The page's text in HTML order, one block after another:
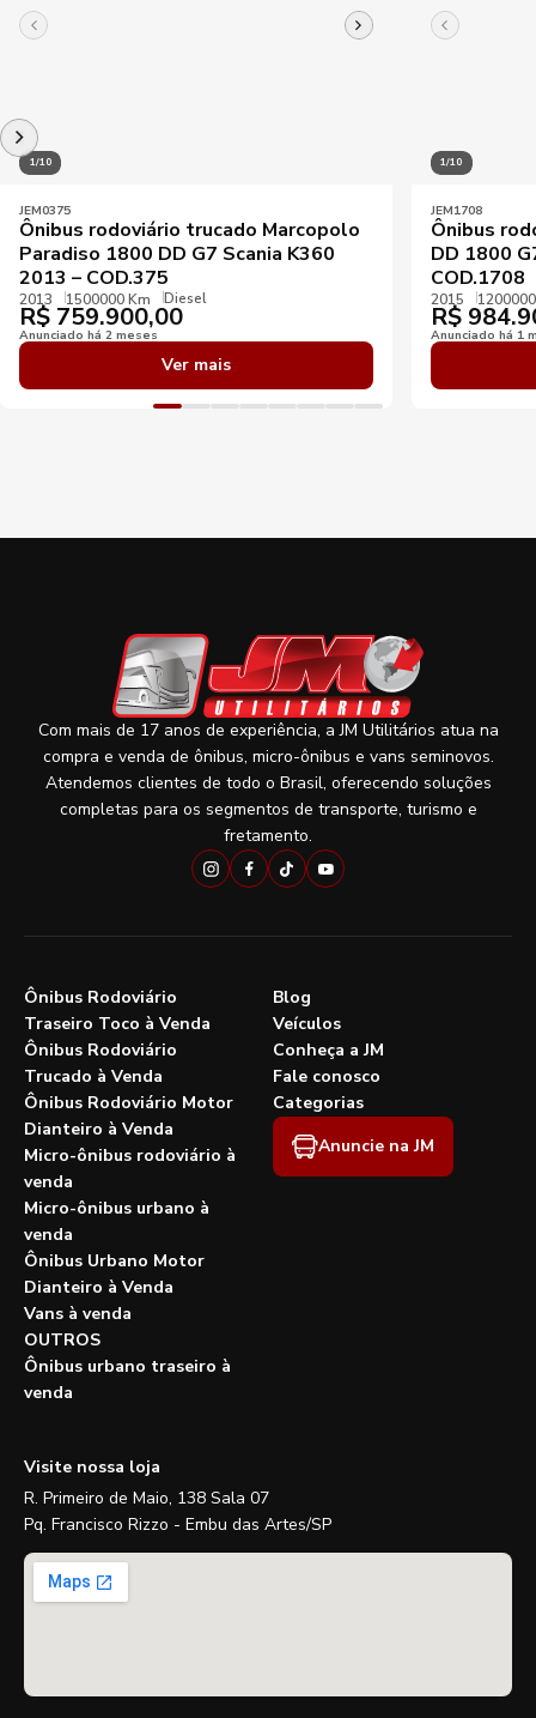
1/10
JEM0375
Ônibus rodoviário trucado Marcopolo
Paradiso 1800 DD G7 Scania K360
2013 – COD.375
2013 1500000 Km Diesel
R$ 759.900,00
Anunciado há 2 meses
Ver mais
1/10
JEM1708
Ônibus
DD 1800
COD.1708
2015
R$
Anunciado há 1
Com mais de 17 anos de experiência, a JM Utilitários atua na
compra e venda de ônibus, micro-ônibus e vans seminovos.
Atendemos clientes de todo o Brasil, oferecendo soluções
completas para os segmentos de transporte, turismo e
fretamento.
Ônibus Rodoviário
Traseiro Toco à Venda
Ônibus Rodoviário
Trucado à Venda
Ônibus Rodoviário Motor
Dianteiro à Venda
Micro-ônibus rodoviário à
venda
Micro-ônibus urbano à
venda
Ônibus Urbano Motor
Dianteiro à Venda
Vans à venda
OUTROS
Ônibus urbano traseiro à
venda
Blog
Veículos
Conheça a JM
Fale conosco
Categorias
Anuncie na JM
Visite nossa loja
R. Primeiro de Maio, 138 Sala 07
Pq. Francisco Rizzo - Embu das Artes/SP